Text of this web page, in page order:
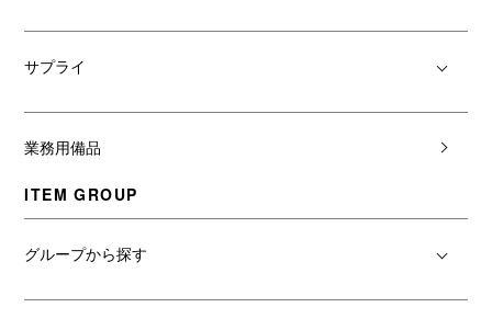
サプライ
業務用備品
ITEM GROUP
グループから探す